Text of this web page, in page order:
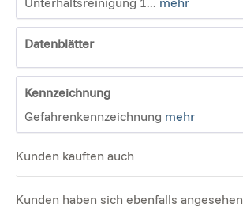
Datenblätter
Kennzeichnung
Gefahrenkennzeichnung mehr
Kunden kauften auch
Kunden haben sich ebenfalls angesehen